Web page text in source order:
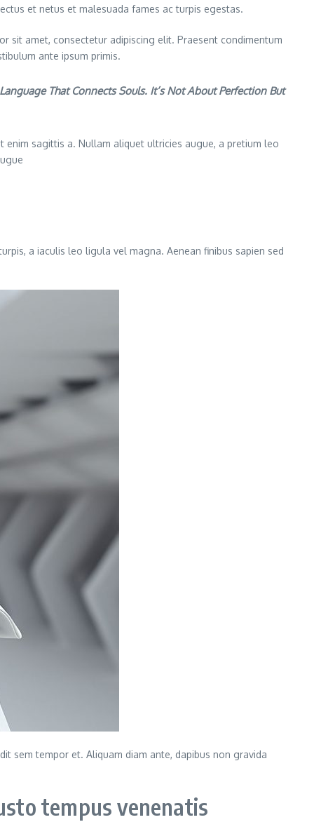
et netus et malesuada fames ac turpis egestas.
sit amet, consectetur adipiscing elit. Praesent condimentum
ante ipsum primis.
That Connects Souls. It’s Not About Perfection But
sagittis a. Nullam aliquet ultricies augue, a pretium leo
a iaculis leo ligula vel magna. Aenean finibus sapien sed
sem tempor et. Aliquam diam ante, dapibus non gravida
tempus venenatis